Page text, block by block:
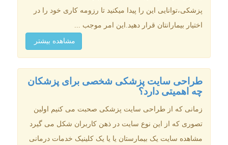
پزشکی،توانایی این را پیدا میکنید تا رزومه کاری خود را در
اختیار بیمارانتان قرار دهید.این امر موجب ...
مشاهده بیشتر
طراحی سایت پزشکی شخصی برای پزشکان
چه اهمیتی دارد؟
زمانی که از طراحی سایت پزشکی صحبت می کنیم اولین
تصوری که از این نوع سایت در ذهن کاربران شکل می گیرد
مشاهده سایت یک بیمارستان یا یا یک کلینیک خدمات درمانی